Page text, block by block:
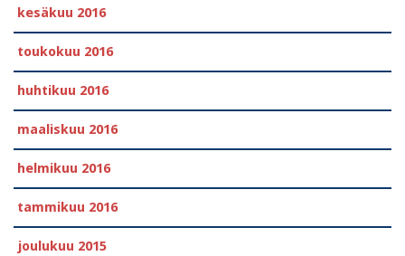
kesäkuu 2016
toukokuu 2016
huhtikuu 2016
maaliskuu 2016
helmikuu 2016
tammikuu 2016
joulukuu 2015